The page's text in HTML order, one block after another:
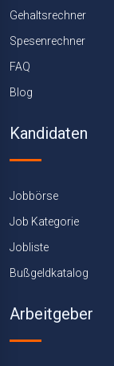
Gehaltsrechner
Spesenrechner
FAQ
Blog
Kandidaten
Jobbörse
Job Kategorie
Jobliste
Bußgeldkatalog
Arbeitgeber